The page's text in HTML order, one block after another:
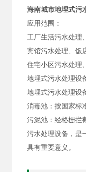
海南城市地埋式污
应用范围：
工厂生活污水处理
宾馆污水处理、饭
住宅小区污水处理
地埋式污水处理设
地埋式污水处理设
消毒池：按国家标
污泥池：经格栅拦
污水处理设备，是
具有重要意义。